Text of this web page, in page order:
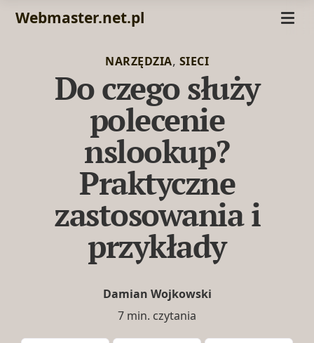
Webmaster.net.pl
NARZĘDZIA, SIECI
Do czego służy
polecenie
nslookup?
Praktyczne
zastosowania i
przykłady
Damian Wojkowski
7 min. czytania